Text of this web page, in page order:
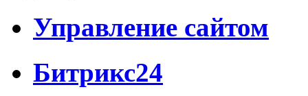
Управление сайтом
Битрикс24